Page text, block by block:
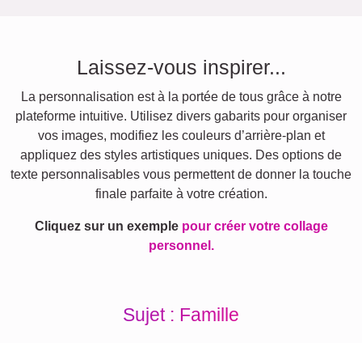
Laissez-vous inspirer...
La personnalisation est à la portée de tous grâce à notre
plateforme intuitive. Utilisez divers gabarits pour organiser
vos images, modifiez les couleurs d’arrière-plan et
appliquez des styles artistiques uniques. Des options de
texte personnalisables vous permettent de donner la touche
finale parfaite à votre création.
Cliquez sur un exemple pour créer votre collage
personnel.
Sujet : Famille